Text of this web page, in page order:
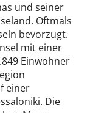
und seiner
Oftmals
bevorzugt.
mit einer
Einwohner
einer
Die